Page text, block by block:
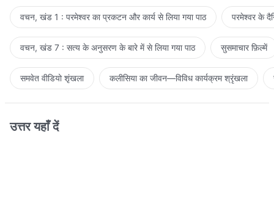
वचन, खंड 1 : परमेश्वर का प्रकटन और कार्य से लिया गया पाठ परमेश्वर के
वचन, खंड 7 : सत्य के अनुसरण के बारे में से लिया गया पाठ सुसमाचार फ़िल्में
समवेत वीडियो शृंखला कलीसिया का जीवन—विविध कार्यक्रम श्रृंखला
उत्तर यहाँ दें